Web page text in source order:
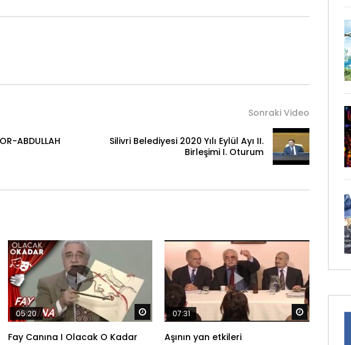
ABDULLAH
Sonraki Video
Silivri Belediyesi 2020 Yılı Eylül Ayı II.
Birleşimi I. Oturum
sonra izle Daha sonra izle
05:20
Fay Canına I Olacak O Kadar
Daha
07:31
Aşının yan etkileri